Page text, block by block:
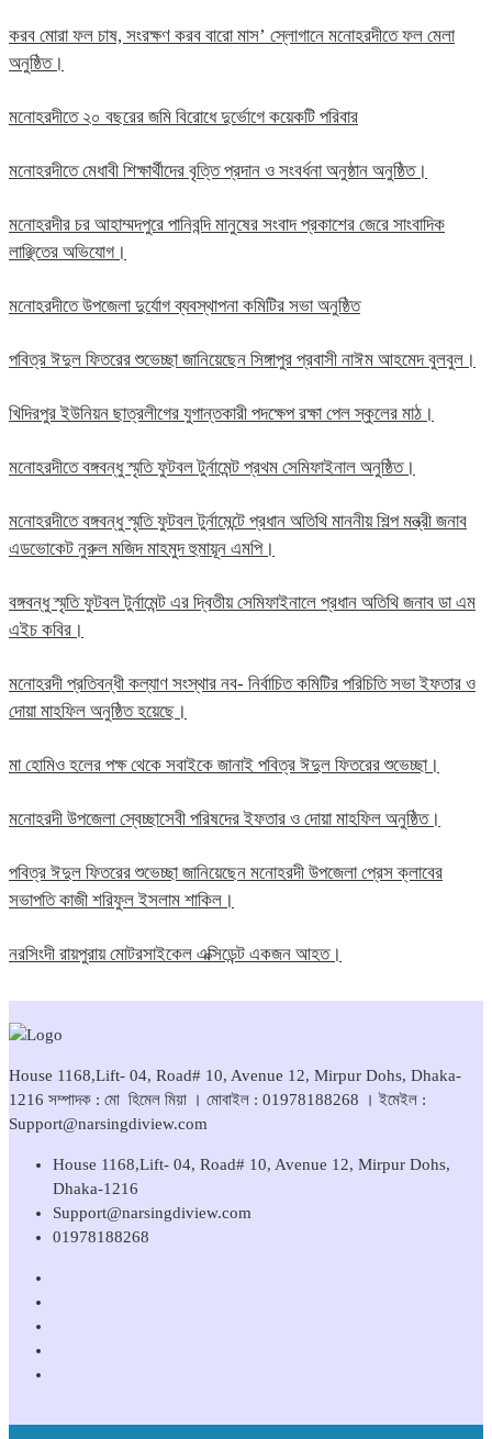
করব মোরা ফল চাষ, সংরক্ষণ করব বারো মাস’ স্লোগানে মনোহরদীতে ফল মেলা
অনুষ্ঠিত।
মনোহরদীতে ২০ বছরের জমি বিরোধে দুর্ভোগে কয়েকটি পরিবার
মনোহরদীতে মেধাবী শিক্ষার্থীদের বৃত্তি প্রদান ও সংবর্ধনা অনুষ্ঠান অনুষ্ঠিত।
মনোহরদীর চর আহাম্মদপুরে পানিবন্দি মানুষের সংবাদ প্রকাশের জেরে সাংবাদিক
লাঞ্ছিতের অভিযোগ।
মনোহরদীতে উপজেলা দুর্যোগ ব্যবস্থাপনা কমিটির সভা অনুষ্ঠিত
পবিত্র ঈদুল ফিতরের শুভেচ্ছা জানিয়েছেন সিঙ্গাপুর প্রবাসী নাঈম আহমেদ বুলবুল।
খিদিরপুর ইউনিয়ন ছাত্রলীগের যুগান্তকারী পদক্ষেপ রক্ষা পেল স্কুলের মাঠ।
মনোহরদীতে বঙ্গবন্ধু স্মৃতি ফুটবল টুর্নামেন্ট প্রথম সেমিফাইনাল অনুষ্ঠিত।
মনোহরদীতে বঙ্গবন্ধু স্মৃতি ফুটবল টুর্নামেন্টে প্রধান অতিথি মাননীয় শিল্প মন্ত্রী জনাব
এডভোকেট নুরুল মজিদ মাহমুদ হুমায়ূন এমপি।
বঙ্গবন্ধু স্মৃতি ফুটবল টুর্নামেন্ট এর দ্বিতীয় সেমিফাইনালে প্রধান অতিথি জনাব ডা এম
এইচ কবির।
মনোহরদী প্রতিবন্ধী কল্যাণ সংস্থার নব- নির্বাচিত কমিটির পরিচিতি সভা ইফতার ও
দোয়া মাহফিল অনুষ্ঠিত হয়েছে।
মা হোমিও হলের পক্ষ থেকে সবাইকে জানাই পবিত্র ঈদুল ফিতরের শুভেচ্ছা।
মনোহরদী উপজেলা স্বেচ্ছাসেবী পরিষদের ইফতার ও দোয়া মাহফিল অনুষ্ঠিত।
পবিত্র ঈদুল ফিতরের শুভেচ্ছা জানিয়েছেন মনোহরদী উপজেলা প্রেস ক্লাবের
সভাপতি কাজী শরিফুল ইসলাম শাকিল।
নরসিংদী রায়পুরায় মোটরসাইকেল এক্সিডেন্ট একজন আহত।
House 1168,Lift- 04, Road# 10, Avenue 12, Mirpur Dohs, Dhaka-
1216 সম্পাদক : মো হিমেল মিয়া । মোবাইল : 01978188268 । ইমেইল :
Support@narsingdiview.com
House 1168,Lift- 04, Road# 10, Avenue 12, Mirpur Dohs,
Dhaka-1216
Support@narsingdiview.com
01978188268